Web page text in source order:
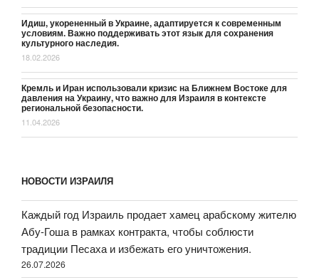
Идиш, укорененный в Украине, адаптируется к современным
условиям. Важно поддерживать этот язык для сохранения
культурного наследия.
18.02.2026
Кремль и Иран использовали кризис на Ближнем Востоке для
давления на Украину, что важно для Израиля в контексте
региональной безопасности.
11.04.2026
НОВОСТИ ИЗРАИЛЯ
Каждый год Израиль продает хамец арабскому жителю
Абу-Гоша в рамках контракта, чтобы соблюсти
традиции Песаха и избежать его уничтожения.
26.07.2026